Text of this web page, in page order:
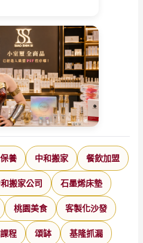
養 中和搬家 餐飲加盟
搬家公司 石墨烯床墊
桃園美食 客製化沙發
程 頌缽 基隆抓漏